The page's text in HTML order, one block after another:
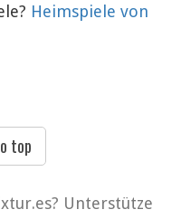
Heimspiele von
top
Unterstütze